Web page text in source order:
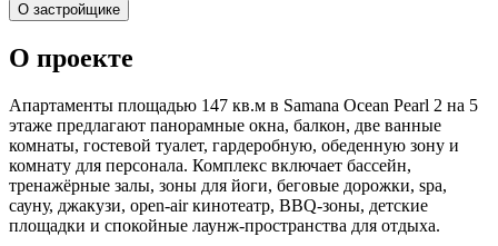
О застройщике
О проекте
Апартаменты площадью 147 кв.м в Samana Ocean Pearl 2 на 5
этаже предлагают панорамные окна, балкон, две ванные
комнаты, гостевой туалет, гардеробную, обеденную зону и
комнату для персонала. Комплекс включает бассейн,
тренажёрные залы, зоны для йоги, беговые дорожки, spa,
сауну, джакузи, open-air кинотеатр, BBQ-зоны, детские
площадки и спокойные лаунж-пространства для отдыха.